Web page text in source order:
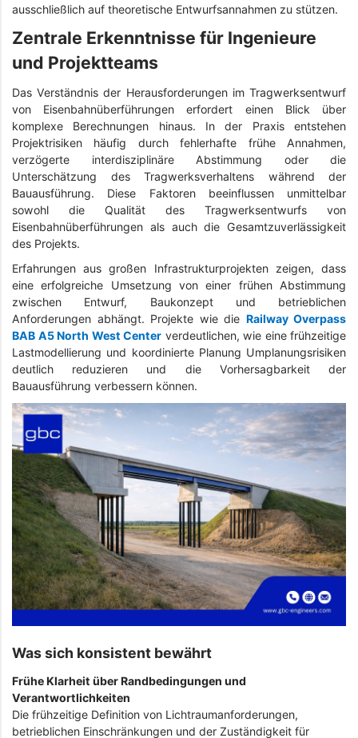
ausschließlich auf theoretische Entwurfsannahmen zu stützen.
Zentrale Erkenntnisse für Ingenieure
und Projektteams
Das Verständnis der Herausforderungen im Tragwerksentwurf
von Eisenbahnüberführungen erfordert einen Blick über
komplexe Berechnungen hinaus. In der Praxis entstehen
Projektrisiken häufig durch fehlerhafte frühe Annahmen,
verzögerte interdisziplinäre Abstimmung oder die
Unterschätzung des Tragwerksverhaltens während der
Bauausführung. Diese Faktoren beeinflussen unmittelbar
sowohl die Qualität des Tragwerksentwurfs von
Eisenbahnüberführungen als auch die Gesamtzuverlässigkeit
des Projekts.
Erfahrungen aus großen Infrastrukturprojekten zeigen, dass
eine erfolgreiche Umsetzung von einer frühen Abstimmung
zwischen Entwurf, Baukonzept und betrieblichen
Anforderungen abhängt. Projekte wie die Railway Overpass
BAB A5 North West Center verdeutlichen, wie eine frühzeitige
Lastmodellierung und koordinierte Planung Umplanungsrisiken
deutlich reduzieren und die Vorhersagbarkeit der
Bauausführung verbessern können.
Was sich konsistent bewährt
Frühe Klarheit über Randbedingungen und
Verantwortlichkeiten
Die frühzeitige Definition von Lichtraumanforderungen,
betrieblichen Einschränkungen und der Zuständigkeit für